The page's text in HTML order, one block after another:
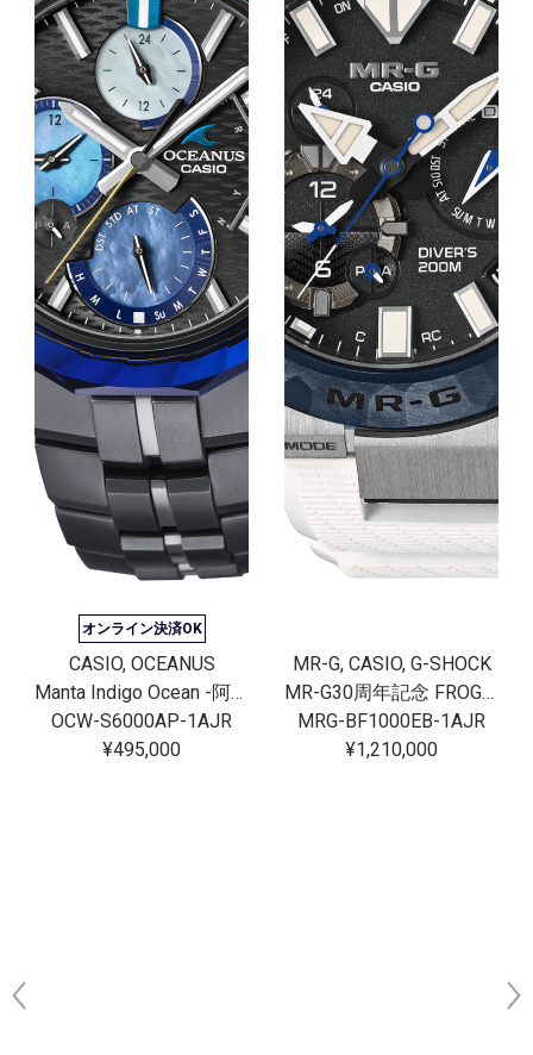
オンライン決済OK
CASIO, OCEANUS
Manta Indigo Ocean -阿波藍-
OCW-S6000AP-1AJR
¥495,000
MR-G, CASIO, G-SHOCK
MR-G30周年記念 FROGMAN[完売]
MRG-BF1000EB-1AJR
¥1,210,000